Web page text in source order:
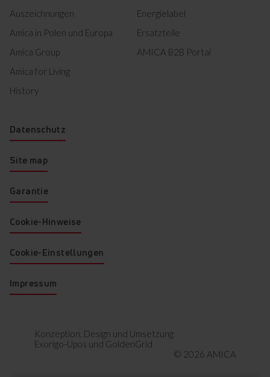
Auszeichnungen
Amica in Polen und Europa
Amica Group
Amica for Living
History
Energielabel
Ersatzteile
AMICA B2B Portal
Konzeption, Design und Umsetzung
Exorigo-Upos und GoldenGrid
© 2026 AMICA
Datenschutz
Site map
Garantie
Cookie-Hinweise
Cookie-Einstellungen
Impressum